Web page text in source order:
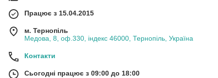
Працює з 15.04.2015
м. Тернопіль
Медова, 8, оф.330, індекс 46000, Тернопіль, Україна
Контакти
Сьогодні працює з 09:00 до 18:00